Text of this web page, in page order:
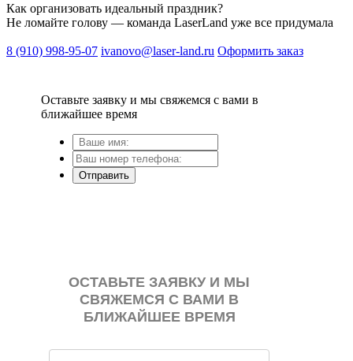
Как организовать идеальный праздник?
Не ломайте голову — команда LaserLand уже все придумала
8 (910) 998-95-07 ivanovo@laser-land.ru Оформить заказ
Оставьте заявку и мы свяжемся с вами в
ближайшее время
Отправить